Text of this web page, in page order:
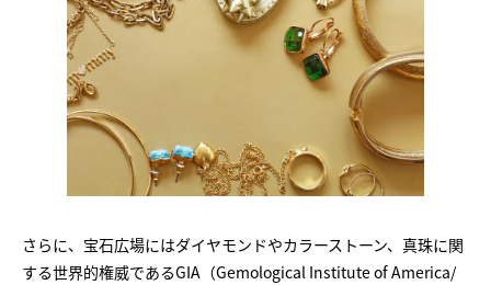
さらに、宝石広場にはダイヤモンドやカラーストーン、真珠に関
する世界的権威であるGIA（Gemological Institute of America/